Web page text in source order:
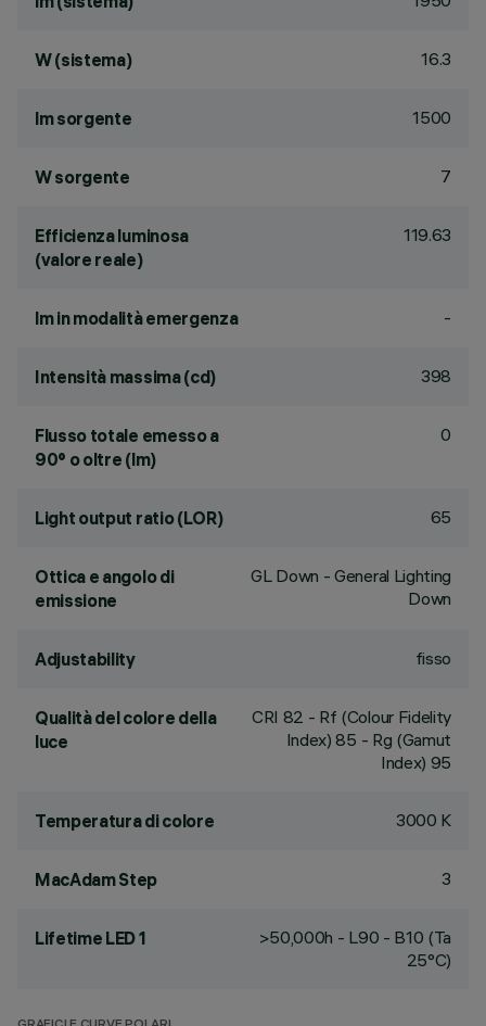
W (sistema) 16.3
lm sorgente 1500
W sorgente 7
Efficienza luminosa
(valore reale)
119.63
lm in modalità emergenza -
Intensità massima (cd) 398
Flusso totale emesso a
90° o oltre (lm)
0
Light output ratio (LOR) 65
Ottica e angolo di
emissione
GL Down - General Lighting
Down
Adjustability fisso
Qualità del colore della
luce
CRI 82 - Rf (Colour Fidelity
Index) 85 - Rg (Gamut
Index) 95
Temperatura di colore 3000 K
MacAdam Step 3
Lifetime LED 1
>50,000h - L90 - B10 (Ta
25°C)